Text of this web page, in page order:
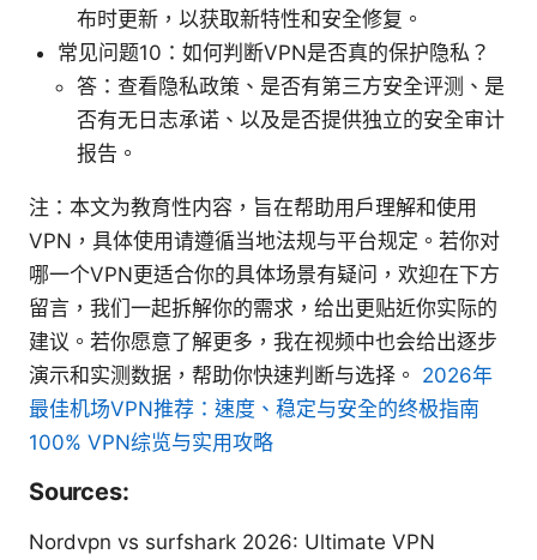
布时更新，以获取新特性和安全修复。
常见问题10：如何判断VPN是否真的保护隐私？
答：查看隐私政策、是否有第三方安全评测、是
否有无日志承诺、以及是否提供独立的安全审计
报告。
注：本文为教育性内容，旨在帮助用户理解和使用
VPN，具体使用请遵循当地法规与平台规定。若你对
哪一个VPN更适合你的具体场景有疑问，欢迎在下方
留言，我们一起拆解你的需求，给出更贴近你实际的
建议。若你愿意了解更多，我在视频中也会给出逐步
演示和实测数据，帮助你快速判断与选择。 2026年
最佳机场VPN推荐：速度、稳定与安全的终极指南
100% VPN综览与实用攻略
Sources:
Nordvpn vs surfshark 2026: Ultimate VPN